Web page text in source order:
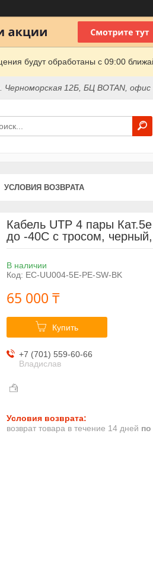
будут обработаны с 09:00
Черноморская 12Б, БЦ BOTAN,
УСЛОВИЯ ВОЗВРАТА
Кабель UTP 4 пары
до -40C с тросом,
В наличии
Код: EC-UU004-5E-PE-SW-BK
65 000 ₸
Купить
+7 (701) 559-60-66
Владислав
возврат товара в течение 14 дней